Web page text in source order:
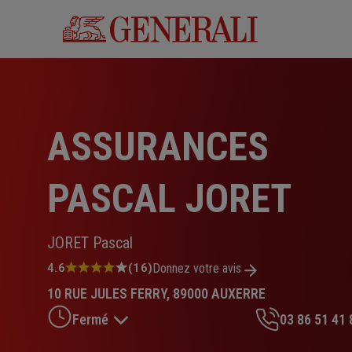
ASSURANCES
PASCAL JORET
JORET Pascal
Note
4.6
sur
5
4.6 (16)Donnez votre avis
10 RUE JULES FERRY, 89000 AUXERRE
Fermé
03 86 51 41